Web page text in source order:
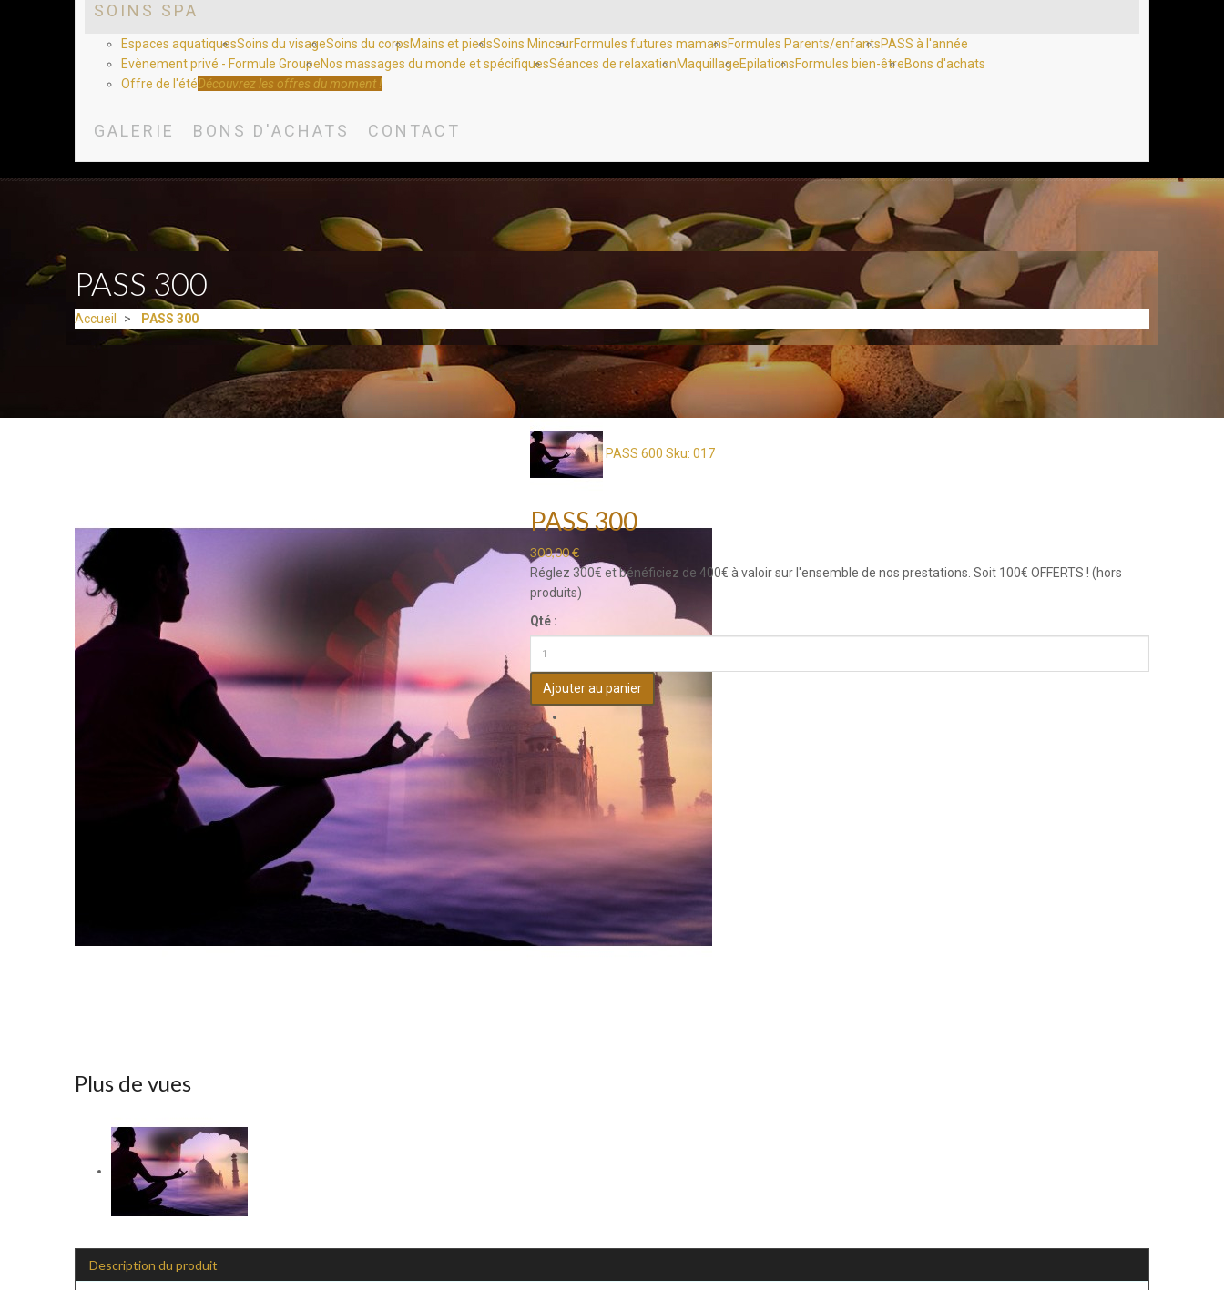
SOINS SPA
Espaces aquatiquesSoins du visageSoins du corpsMains et piedsSoins MinceurFormules futures mamansFormules Parents/enfantsPASS à l'année
Evènement privé - Formule GroupeNos massages du monde et spécifiquesSéances de relaxationMaquillageEpilationsFormules bien-êtreBons d'achats
Offre de l'étéDécouvrez les offres du moment !
GALERIE BONS D'ACHATS CONTACT
PASS 300
Accueil PASS 300
Plus de vues
PASS 600 Sku: 017
PASS 300
300,00 €
Réglez 300€ et bénéficiez de 400€ à valoir sur l'ensemble de nos prestations. Soit 100€ OFFERTS ! (hors
produits)
Qté :
Ajouter au panier
Description du produit